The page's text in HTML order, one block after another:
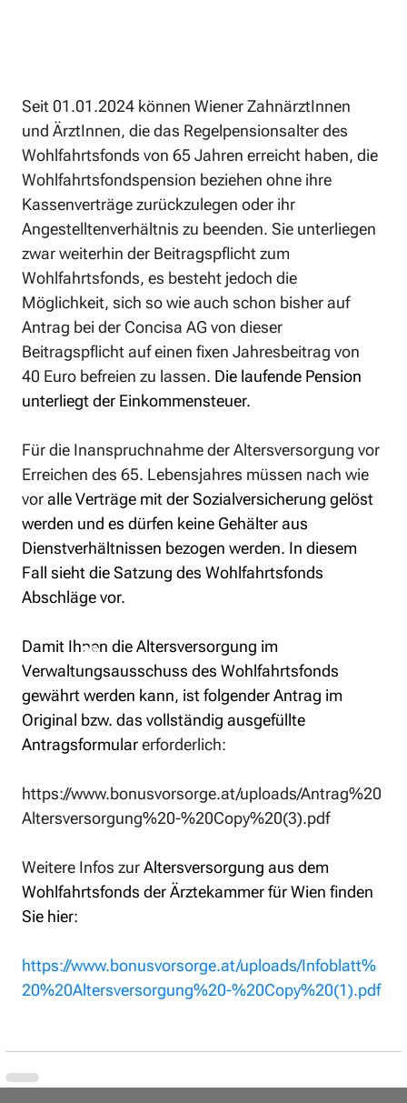
Seit 01.01.2024 können Wiener ZahnärztInnen
und ÄrztInnen, die das Regelpensionsalter des
Wohlfahrtsfonds von 65 Jahren erreicht haben, die
Wohlfahrtsfondspension beziehen ohne ihre
Kassenverträge zurückzulegen oder ihr
Angestelltenverhältnis zu beenden. Sie unterliegen
zwar weiterhin der Beitragspflicht zum
Wohlfahrtsfonds, es besteht jedoch die
Möglichkeit, sich so wie auch schon bisher auf
Antrag bei der Concisa AG von dieser
Beitragspflicht auf einen fixen Jahresbeitrag von
40 Euro befreien zu lassen. Die laufende Pension
unterliegt der Einkommensteuer.
Für die Inanspruchnahme der Altersversorgung vor
Erreichen des 65. Lebensjahres müssen nach wie
vor alle Verträge mit der Sozialversicherung gelöst
werden und es dürfen keine Gehälter aus
Dienstverhältnissen bezogen werden. In diesem
Fall sieht die Satzung des Wohlfahrtsfonds
Abschläge vor.
Damit Ihnen die Altersversorgung im
Verwaltungsausschuss des Wohlfahrtsfonds
gewährt werden kann, ist folgender Antrag im
Original bzw. das vollständig ausgefüllte
Antragsformular erforderlich:
https://www.bonusvorsorge.at/uploads/Antrag%20
Altersversorgung%20-%20Copy%20(3).pdf
Weitere Infos zur Altersversorgung aus dem
Wohlfahrtsfonds der Ärztekammer für Wien finden
Sie hier:
https://www.bonusvorsorge.at/uploads/Infoblatt%
20%20Altersversorgung%20-%20Copy%20(1).pdf